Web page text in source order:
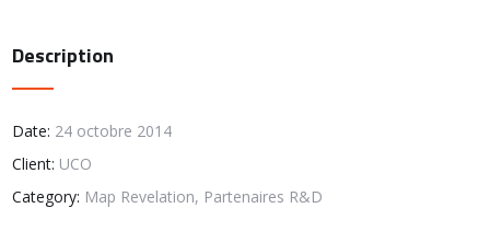
Description
Date: 24 octobre 2014
Client: UCO
Category: Map Revelation, Partenaires R&D